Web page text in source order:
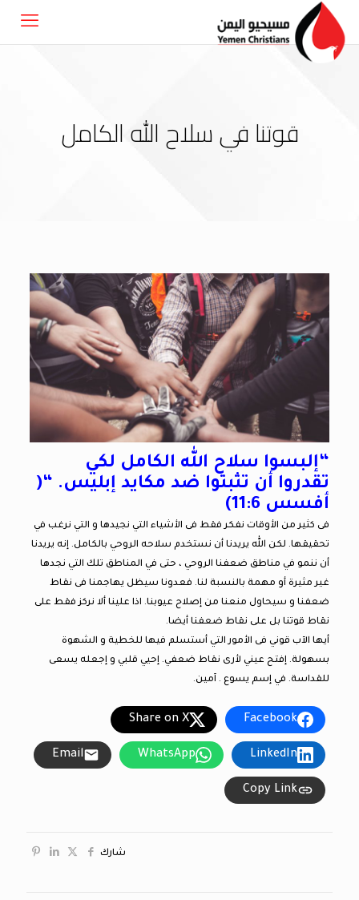
قوتنا في سلاح الله الكامل
“إلبسوا سلاح الله الكامل لكي
تقدروا أن تثبتوا ضد مكايد إبليس. “(
أفسس 11:6)
فى كثير من الأوقات نفكر فقط فى الأشياء التي نجيدها و التي نرغب في
تحقيقها. لكن الله يريدنا أن نستخدم سلاحه الروحي بالكامل. إنه يريدنا
أن ننمو في مناطق ضعفنا الروحي ، حتى في المناطق تلك التي نجدها
غير مثيرة أو مهمة بالنسبة لنا. فعدونا سيظل يهاجمنا فى نقاط
ضعفنا و سيحاول منعنا من إصلاح عيوبنا. اذا علينا ألا نركز فقط على
نقاط قوتنا بل على نقاط ضعفنا أيضا.
أيها الآب قوني فى الأمور التي أستسلم فيها للخطية و الشهوة
بسهولة. إفتح عيني لأرى نقاط ضعفي. إحيي قلبي و إجعله يسعى
للقداسة. في إسم يسوع . آمين.
Facebook
Share on X
LinkedIn
WhatsApp
Email
Copy Link
شارك